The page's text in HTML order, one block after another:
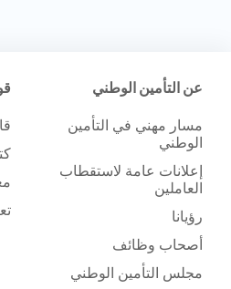
عن التأمين الوطني
مسار مهني في التأمين
الوطني
إعلانات عامة لاستقطاب
العاملين
رؤيانا
أصحاب وظائف
مجلس التأمين الوطني